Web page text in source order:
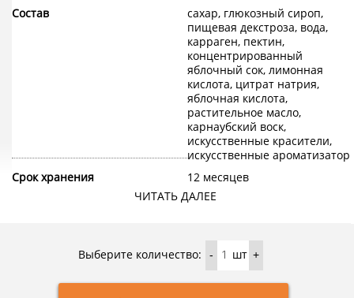
ЧИТАТЬ ДАЛЕЕ
Состав
сахар, глюкозный сироп,
пищевая декстроза, вода,
карраген, пектин,
концентрированный
яблочный сок, лимонная
кислота, цитрат натрия,
яблочная кислота,
растительное масло,
карнаубский воск,
искусственные красители,
искусственные
Срок хранения
12 месяцев
независимо от идентичности и стиля жизни. Внешний
слой конфет — это мармелад. изготовленный из
Выберите количество: - шт +